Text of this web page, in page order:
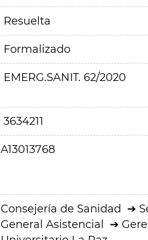
Resuelta
Formalizado
EMERG.SANIT. 62/2020
3634211
A13013768
Consejería de Sanidad
General Asistencial